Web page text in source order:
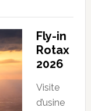
Fly-in
Rotax
2026
Visite
d’usine